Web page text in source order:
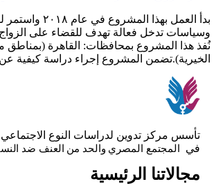
وسياسات تدخل فعالة تهدف للقضاء على
نُفذ هذا المشروع بمحافظات: القاهرة
الخيرية).تضمن المشروع إجراء دراسة كيفية عن
في
المجتمع المصري والحد من العنف ضد
مجالاتنا الرئيسية